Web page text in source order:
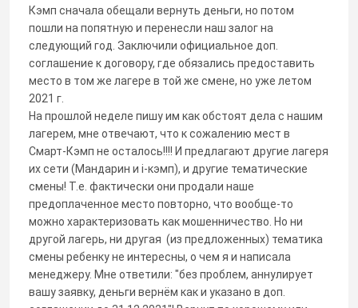
Кэмп сначала обещали вернуть деньги, но потом
пошли на попятную и перенесли наш залог на
следующий год. Заключили официальное доп.
соглашение к договору, где обязались предоставить
место в том же лагере в той же смене, но уже летом
2021 г.
На прошлой неделе пишу им как обстоят дела с нашим
лагерем, мне отвечают, что к сожалению мест в
Смарт-Кэмп не осталось!!!! И предлагают другие лагеря
их сети (Мандарин и i-кэмп), и другие тематические
смены! Т.е. фактически они продали наше
предоплаченное место повторно, что вообще-то
можно характеризовать как мошенничество. Но ни
другой лагерь, ни другая (из предложенных) тематика
смены ребенку не интересны, о чем я и написала
менеджеру. Мне ответили: "без проблем, аннулирует
вашу заявку, деньги вернём как и указано в доп.